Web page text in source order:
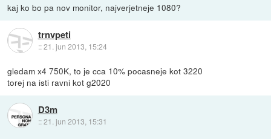
kaj ko bo pa nov monitor, najverjetneje 1080?
trnvpeti
::21. jun 2013, 15:24
gledam x4 750K, to je cca 10% pocasneje kot 3220
torej na isti ravni kot g2020
D3m
::21. jun 2013, 15:31